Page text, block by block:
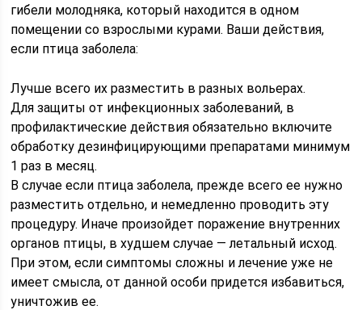
гибели молодняка, который находится в одном
помещении со взрослыми курами. Ваши действия,
если птица заболела:
Лучше всего их разместить в разных вольерах.
Для защиты от инфекционных заболеваний, в
профилактические действия обязательно включите
обработку дезинфицирующими препаратами минимум
1 раз в месяц.
В случае если птица заболела, прежде всего ее нужно
разместить отдельно, и немедленно проводить эту
процедуру. Иначе произойдет поражение внутренних
органов птицы, в худшем случае — летальный исход.
При этом, если симптомы сложны и лечение уже не
имеет смысла, от данной особи придется избавиться,
уничтожив ее.